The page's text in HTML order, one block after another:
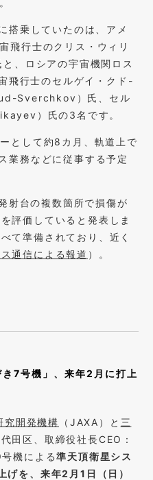
搭乗していたのは、アメ
飛行士のクリス・ウィリ
、ロシアの宇宙機関ロス
飛行士のセルゲイ・クド-
Sverchkov）氏、セル
）氏の3名です。
として約8カ月、軌道上で
業務などに従事する予定
射台の複数箇所で損傷が
評価していると発表しま
て準備されており、近く
ス通信による報道 ）。
7号機」、来年2月に打上
究開発機構 （JAXA）と 三
代田区、取締役社長CEO：
機による準天頂衛星シス
げを、来年2月1日（日）